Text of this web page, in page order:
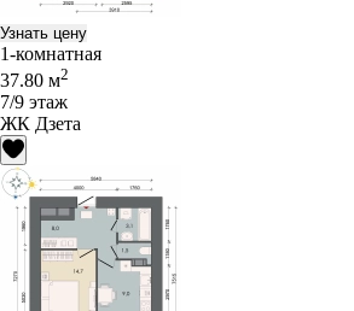
Узнать цену
1-комнатная
37.80 м2
7/9 этаж
ЖК Дзета